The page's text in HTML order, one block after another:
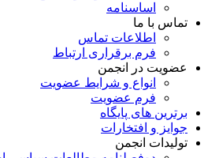
اساسنامه
تماس با ما
اطلاعات تماس
فرم برقراری ارتباط
عضویت در انجمن
انواع و شرایط عضویت
فرم عضویت
برترین های پایگاه
جوایز و افتخارات
تولیدات انجمن